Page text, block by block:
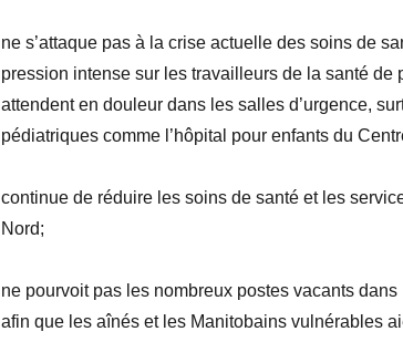
ne s’attaque pas à la crise actuelle des soins de
pression intense sur les travailleurs de la santé de
attendent en douleur dans les salles d’urgence,
pédiatriques comme l’hôpital pour enfants du
continue de réduire les soins de santé et les
Nord;
ne pourvoit pas les nombreux postes vacants
afin que les aînés et les Manitobains vulnérables